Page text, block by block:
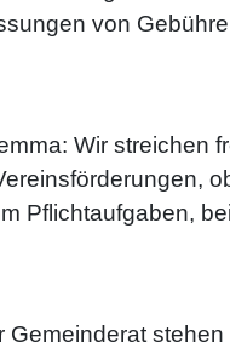
von
Wir streichen
Pflichtaufgaben,
Gemeinderat